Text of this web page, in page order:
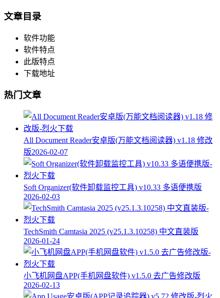
文章目录
软件功能
软件特点
此版特点
下载地址
热门文章
All Document Reader安卓版(万能文档阅读器) v1.18 修改
版2026-02-07
Soft Organizer(软件卸载监控工具) v10.33 多语便携版
2026-02-03
TechSmith Camtasia 2025 (v25.1.3.10258) 中文直装版
2026-01-24
小飞机网盘APP(手机网盘软件) v1.5.0 去广告修改版
2026-02-13